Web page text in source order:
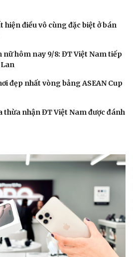
hiện điều vô cùng đặc biệt ở bán
nữ hôm nay 9/8: ĐT Việt Nam tiếp
đẹp nhất vòng bảng ASEAN Cup
thừa nhận ĐT Việt Nam được đánh